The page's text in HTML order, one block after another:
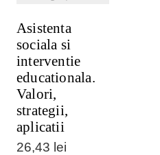
Asistenta
sociala si
interventie
educationala.
Valori,
strategii,
aplicatii
26,43 lei